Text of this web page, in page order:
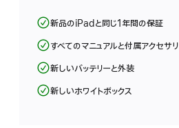
き
ま
新品のiPadと同じ1年間の保証
すべてのマニュアルと付属アクセサリ
新しいバッテリーと外装
新しいホワイトボックス